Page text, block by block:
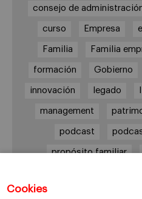
Cookies
consejo de
curso Empresa
Familia Familia
formación Gobierno
innovación legado
management
podcast
propósito familiar
salud